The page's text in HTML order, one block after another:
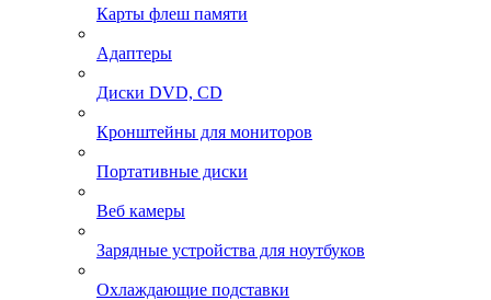
Карты флеш памяти
Адаптеры
Диски DVD, CD
Кронштейны для мониторов
Портативные диски
Веб камеры
Зарядные устройства для ноутбуков
Охлаждающие подставки